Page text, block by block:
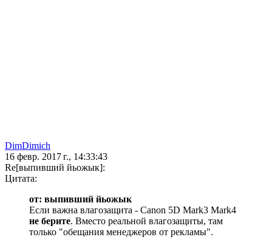
DimDimich
16 февр. 2017 г., 14:33:43
Re[выпивший йьожык]:
Цитата:
от: выпивший йьожык
Если важна влагозащита - Canon 5D Mark3 Mark4
не берите. Вместо реальной влагозащиты, там
только "обещания менеджеров от рекламы".